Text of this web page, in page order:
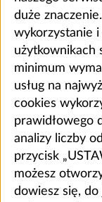
duże
wykorzystanie
użytkownikach
minimum
usług na
cookies
prawidłowego
analizy liczby
przycisk
możesz
dowiesz się,